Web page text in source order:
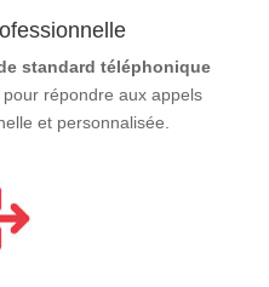
standard téléphonique
répondre aux appels
et personnalisée.